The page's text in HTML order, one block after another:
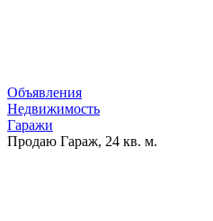
Объявления
Недвижимость
Гаражи
Продаю Гараж, 24 кв. м.